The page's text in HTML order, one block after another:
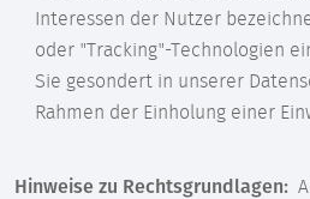
Interessen der Nutzer
oder "Tracking"-Technologien
Sie gesondert in unserer
Rahmen der Einholung einer
Hinweise zu Rechtsgrundlagen: